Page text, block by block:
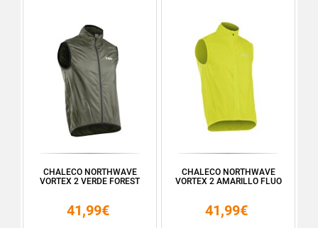
CHALECO NORTHWAVE
VORTEX 2 VERDE FOREST
41,99€
CHALECO NORTHWAVE
VORTEX 2 AMARILLO FLUO
41,99€